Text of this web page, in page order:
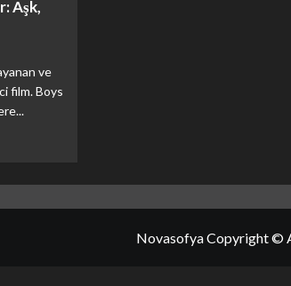
Aşk,
ve
film. Boys
Novasofya Copyright ©